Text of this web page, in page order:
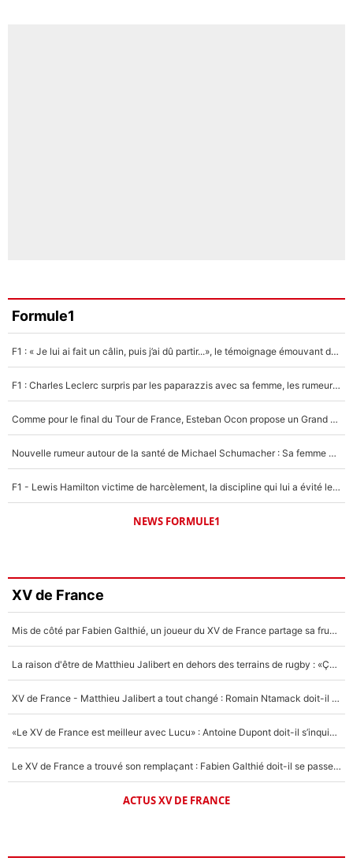
Formule1
F1 : « Je lui ai fait un câlin, puis j’ai dû partir...», le témoignage émouvant de Max Verstappen sur sa fille
F1 : Charles Leclerc surpris par les paparazzis avec sa femme, les rumeurs étaient vraies !
Comme pour le final du Tour de France, Esteban Ocon propose un Grand Prix de Formule 1 à Paris : «Autour de l’Arc de Triomphe, ce serait génial» !
Nouvelle rumeur autour de la santé de Michael Schumacher : Sa femme Corinna sort du silence
F1 - Lewis Hamilton victime de harcèlement, la discipline qui lui a évité le pire : «J'aurais probablement mal tourné»
NEWS FORMULE1
XV de France
Mis de côté par Fabien Galthié, un joueur du XV de France partage sa frustration : «ils ne me l’ont pas dit tout de suite»
La raison d'être de Matthieu Jalibert en dehors des terrains de rugby : «Ça m'atteint autant que si tu touches à un membre de ma famille»
XV de France - Matthieu Jalibert a tout changé : Romain Ntamack doit-il s’inquiéter pour sa place à un an de la Coupe du monde ?
«Le XV de France est meilleur avec Lucu» : Antoine Dupont doit-il s’inquiéter pour sa place ?
Le XV de France a trouvé son remplaçant : Fabien Galthié doit-il se passer d'Antoine Dupont ?
ACTUS XV DE FRANCE